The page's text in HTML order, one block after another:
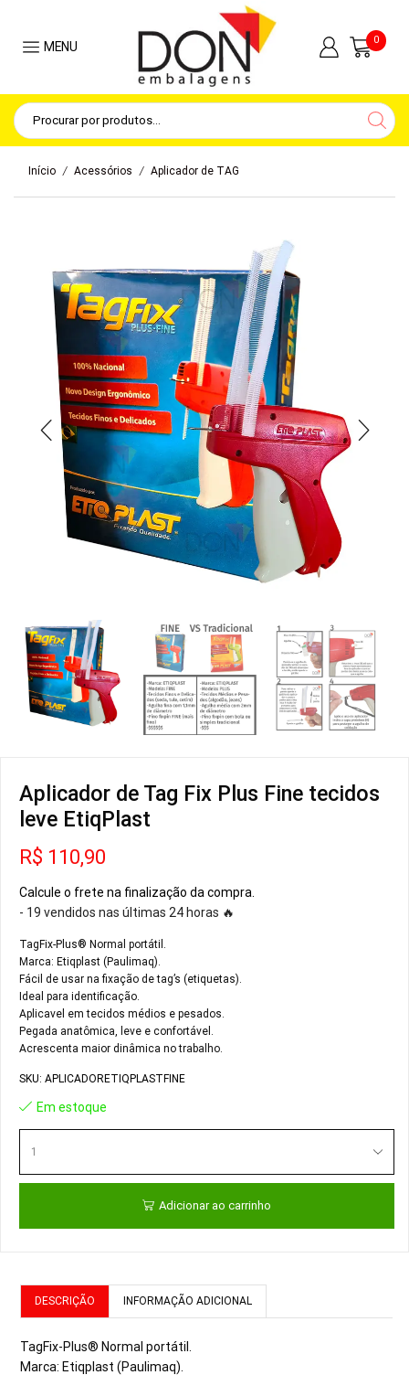
MENU 0
Início / Acessórios / Aplicador de TAG
Aplicador de Tag Fix Plus Fine tecidos
leve EtiqPlast
R$ 110,90
Calcule o frete na finalização da compra.
- 19 vendidos nas últimas 24 horas 🔥
TagFix-Plus® Normal portátil.
Marca: Etiqplast (Paulimaq).
Fácil de usar na fixação de tag’s (etiquetas).
Ideal para identificação.
Aplicavel em tecidos médios e pesados.
Pegada anatômica, leve e confortável.
Acrescenta maior dinâmica no trabalho.
SKU: APLICADORETIQPLASTFINE
Em estoque
Adicionar ao carrinho
DESCRIÇÃO INFORMAÇÃO ADICIONAL
TagFix-Plus® Normal portátil.
Marca: Etiqplast (Paulimaq).